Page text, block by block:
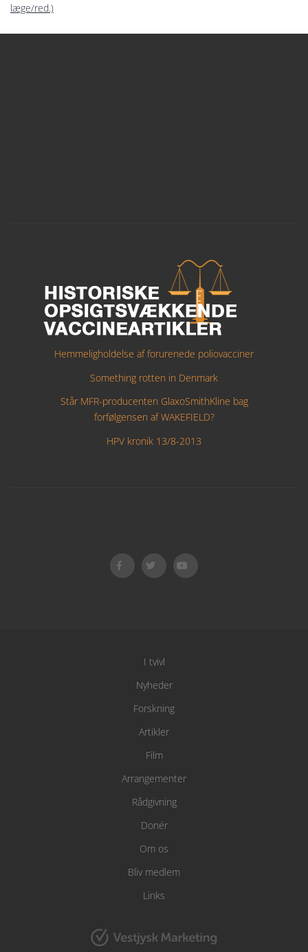
læge/red.)
Hemmeligholdelse af forurenede poliovacciner
Something rotten in Denmark
Står MFR-producenten GlaxoSmithKline bag
forfølgensen af WAKEFIELD?
HPV kronik 13/8-2013
I tvivl
Nyheder
Forskning
Artikler
Film
Arrangementer
Rådgivning
Donér
Om os
Bliv medlem
Links